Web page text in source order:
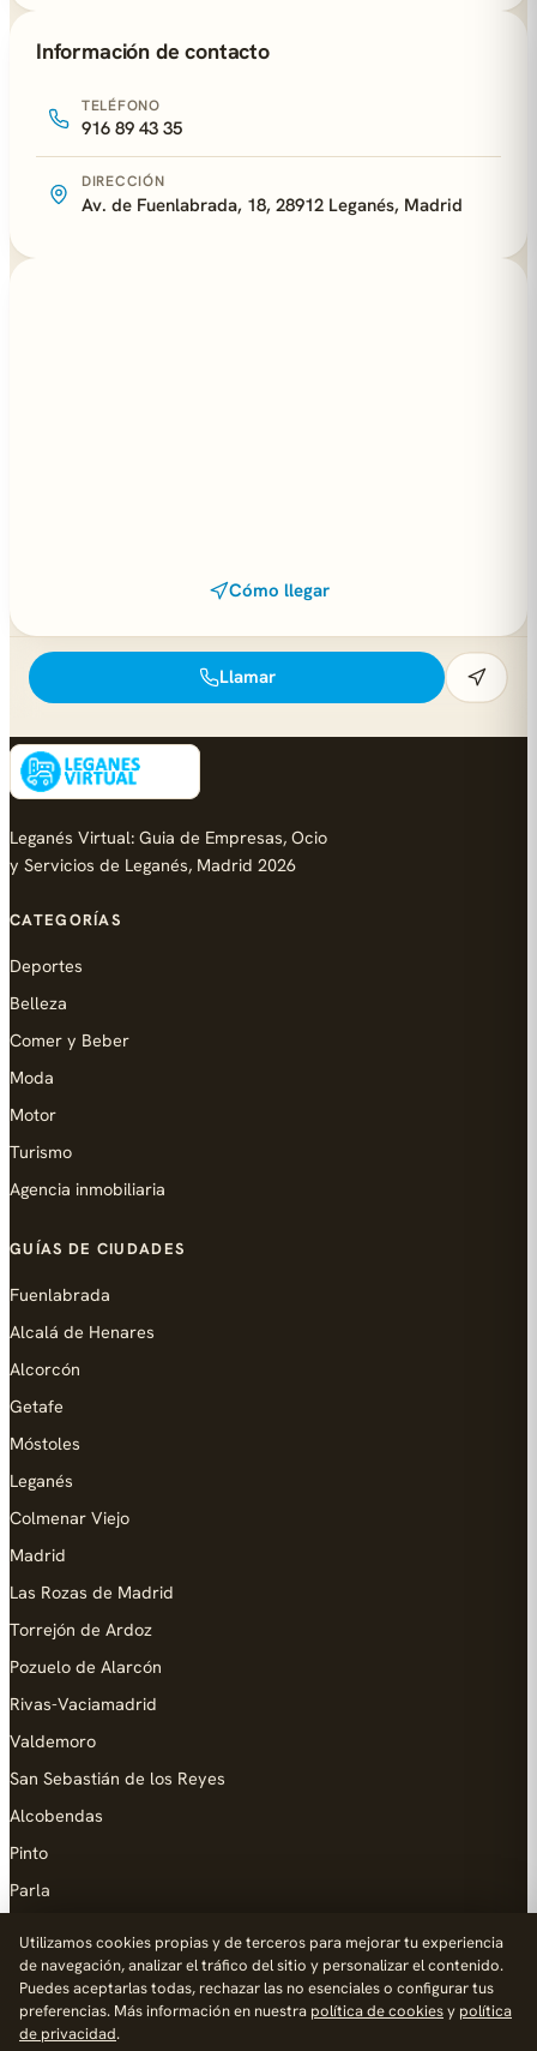
Información de contacto
TELÉFONO
916 89 43 35
DIRECCIÓN
Av. de Fuenlabrada, 18, 28912 Leganés, Madrid
Cómo llegar
Llamar
Leganés Virtual: Guia de Empresas, Ocio
y Servicios de Leganés, Madrid 2026
CATEGORÍAS
Deportes
Belleza
Comer y Beber
Moda
Motor
Turismo
Agencia inmobiliaria
GUÍAS DE CIUDADES
Fuenlabrada
Alcalá de Henares
Alcorcón
Getafe
Móstoles
Leganés
Colmenar Viejo
Madrid
Las Rozas de Madrid
Torrejón de Ardoz
Pozuelo de Alarcón
Rivas-Vaciamadrid
Valdemoro
San Sebastián de los Reyes
Alcobendas
Pinto
Parla
AYUDA
Añadir empresa
Utilizamos cookies propias y de terceros para mejorar tu experiencia
de navegación, analizar el tráfico del sitio y personalizar el contenido.
Puedes aceptarlas todas, rechazar las no esenciales o configurar tus
preferencias. Más información en nuestra política de cookiesy política
de privacidad.